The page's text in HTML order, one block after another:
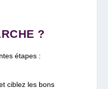
?
étapes :
ciblez les bons